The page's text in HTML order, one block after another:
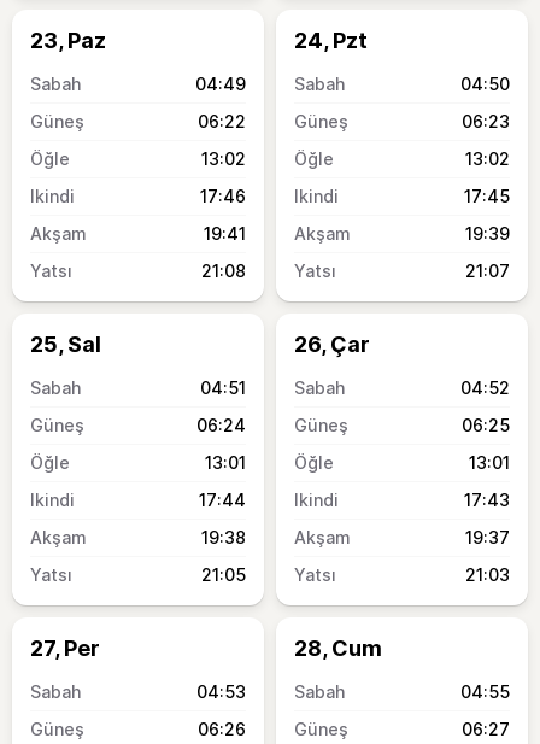
23, Paz
04:49
06:22
13:02
17:46
19:41
21:08
24, Pzt
04:50
06:23
13:02
17:45
19:39
21:07
25, Sal
04:51
06:24
13:01
17:44
19:38
21:05
26, Çar
04:52
06:25
13:01
17:43
19:37
21:03
27, Per
04:53
06:26
28, Cum
04:55
06:27